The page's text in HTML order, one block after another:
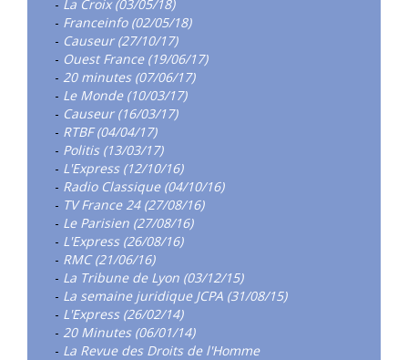
- La Croix (03/05/18)
- Franceinfo (02/05/18)
- Causeur (27/10/17)
- Ouest France (19/06/17)
- 20 minutes (07/06/17)
- Le Monde (10/03/17)
- Causeur (16/03/17)
- RTBF (04/04/17)
- Politis (13/03/17)
- L'Express (12/10/16)
- Radio Classique (04/10/16)
- TV France 24 (27/08/16)
- Le Parisien (27/08/16)
- L'Express (26/08/16)
- RMC (21/06/16)
- La Tribune de Lyon (03/12/15)
- La semaine juridique JCPA (31/08/15)
- L'Express (26/02/14)
- 20 Minutes (06/01/14)
- La Revue des Droits de l'Homme